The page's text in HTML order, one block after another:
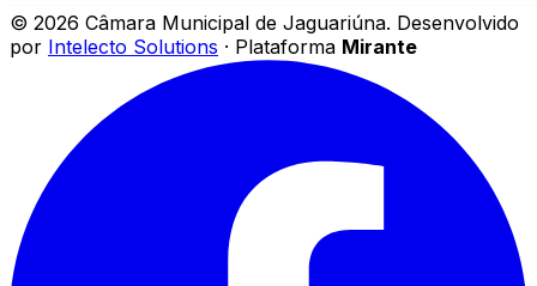
© 2026 Câmara Municipal de Jaguariúna. Desenvolvido
por Intelecto Solutions · Plataforma Mirante